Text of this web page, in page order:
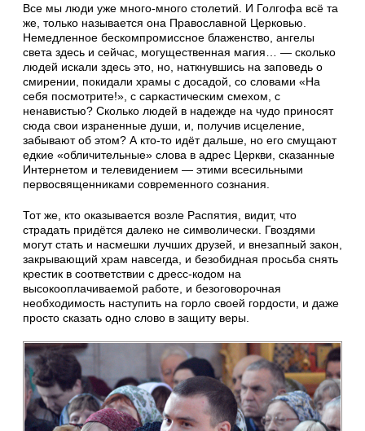
Все мы люди уже много-много столетий. И Голгофа всё та
же, только называется она Православной Церковью.
Немедленное бескомпромиссное блаженство, ангелы
света здесь и сейчас, могущественная магия… — сколько
людей искали здесь это, но, наткнувшись на заповедь о
смирении, покидали храмы с досадой, со словами «На
себя посмотрите!», с саркастическим смехом, с
ненавистью? Сколько людей в надежде на чудо приносят
сюда свои израненные души, и, получив исцеление,
забывают об этом? А кто-то идёт дальше, но его смущают
едкие «обличительные» слова в адрес Церкви, сказанные
Интернетом и телевидением — этими всесильными
первосвященниками современного сознания.
Тот же, кто оказывается возле Распятия, видит, что
страдать придётся далеко не символически. Гвоздями
могут стать и насмешки лучших друзей, и внезапный закон,
закрывающий храм навсегда, и безобидная просьба снять
крестик в соответствии с дресс-кодом на
высокооплачиваемой работе, и безоговорочная
необходимость наступить на горло своей гордости, и даже
просто сказать одно слово в защиту веры.